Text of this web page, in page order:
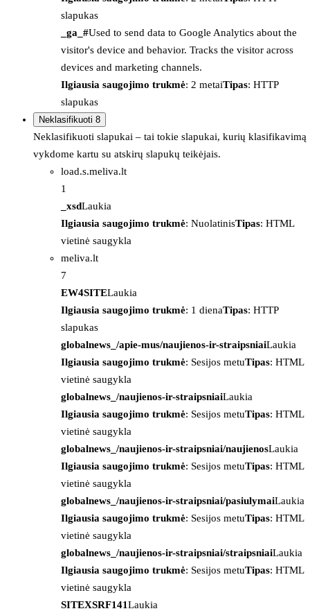
slapukas
_ga_#Used to send data to Google Analytics about the
visitor's device and behavior. Tracks the visitor across
devices and marketing channels.
Ilgiausia saugojimo trukmė: 2 metaiTipas: HTTP
slapukas
Neklasifikuoti 8
Neklasifikuoti slapukai – tai tokie slapukai, kurių klasifikavimą
vykdome kartu su atskirų slapukų teikėjais.
load.s.meliva.lt
1
_xsdLaukia
Ilgiausia saugojimo trukmė: NuolatinisTipas: HTML
vietinė saugykla
meliva.lt
7
EW4SITELaukia
Ilgiausia saugojimo trukmė: 1 dienaTipas: HTTP
slapukas
globalnews_/apie-mus/naujienos-ir-straipsniaiLaukia
Ilgiausia saugojimo trukmė: Sesijos metuTipas: HTML
vietinė saugykla
globalnews_/naujienos-ir-straipsniaiLaukia
Ilgiausia saugojimo trukmė: Sesijos metuTipas: HTML
vietinė saugykla
globalnews_/naujienos-ir-straipsniai/naujienosLaukia
Ilgiausia saugojimo trukmė: Sesijos metuTipas: HTML
vietinė saugykla
globalnews_/naujienos-ir-straipsniai/pasiulymaiLaukia
Ilgiausia saugojimo trukmė: Sesijos metuTipas: HTML
vietinė saugykla
globalnews_/naujienos-ir-straipsniai/straipsniaiLaukia
Ilgiausia saugojimo trukmė: Sesijos metuTipas: HTML
vietinė saugykla
SITEXSRF141Laukia